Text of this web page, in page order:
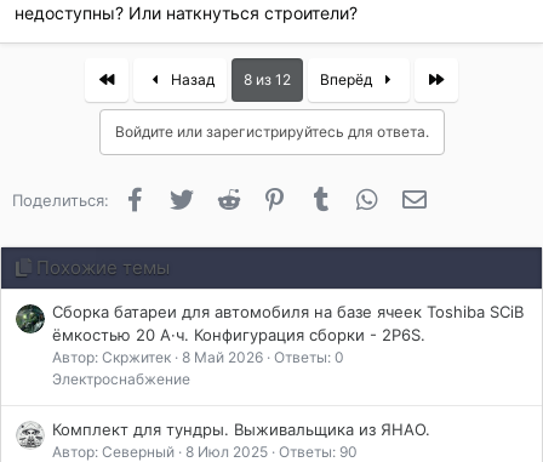
недоступны? Или наткнуться строители?
First Назад 8 из 12 Вперёд Last
Войдите или зарегистрируйтесь для ответа.
Поделиться: FacebookTwitter Reddit PinterestTumblr WhatsApp
Похожие темы
Сборка батареи для автомобиля на базе ячеек Toshiba SCiB
ёмкостью 20 А·ч. Конфигурация сборки - 2P6S.
Автор: Скржитек 8 Май 2026 Ответы: 0
Электроснабжение
Комплект для тундры. Выживальщика из ЯНАО.
Автор: Северный 8 Июл 2025 Ответы: 90